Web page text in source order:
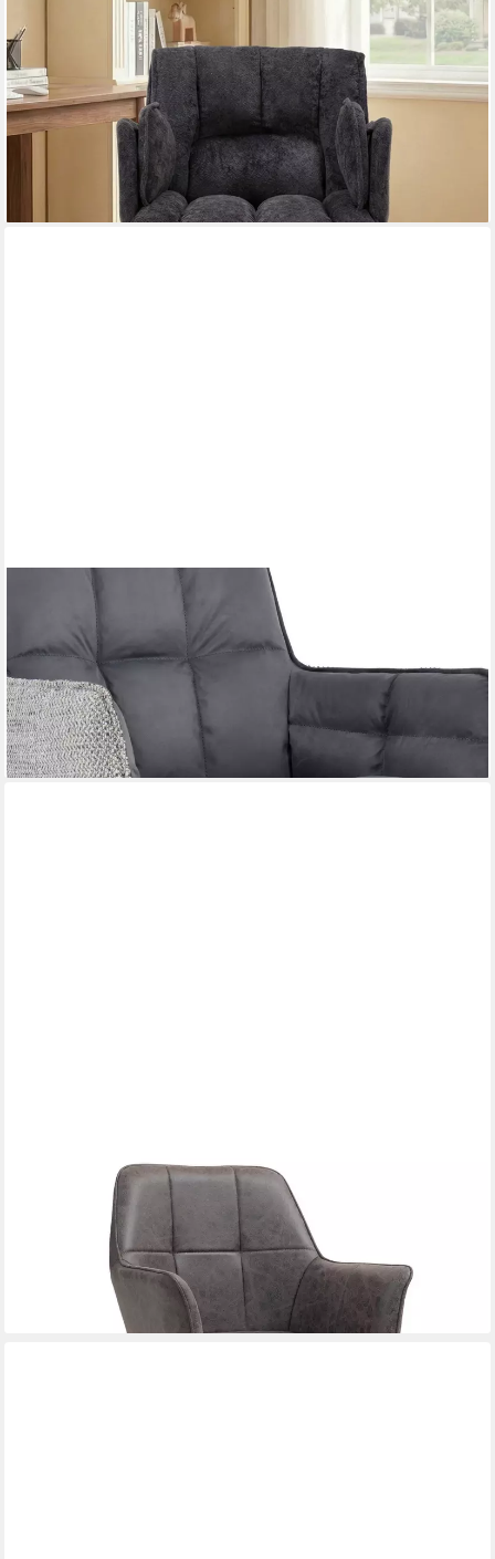
Drehstuhl Bürostuhl ergonomisch mit Rollen & klappbaren
Armlehnen, Breiter Schreibtischstuhl mit Air-Lordosenstütze,
150 kg
159,99 € UVP399,99 €
-60%
lieferbar - in 5-6 Werktagen bei dir
Drehstuhl POMBA (1 St), 360° drehbar, höhenverstellbar,
Federkorb, Armlehnen, 140kg belastbar
ab 219,99 €
UVP 379,99 €
-42%
lieferbar - in 5-6 Werktagen bei dir
Bürostuhl GREG, Schreibtischstuhl, höhenverstellbar, drehbar,
Kunstleder, Schwarz
129,99 €
lieferbar - in 4-5 Werktagen bei dir